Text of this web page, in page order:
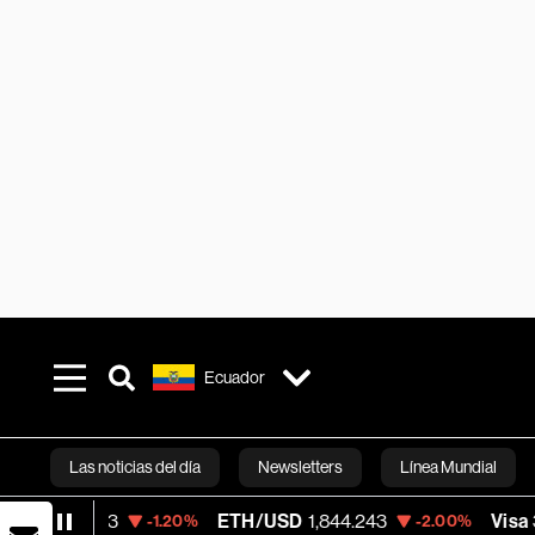
Ecuador
Las noticias del día Newsletters Línea Mundial
Bloomberg
ETH/USD 1,844.243 -2.00% Visa 366.13 -